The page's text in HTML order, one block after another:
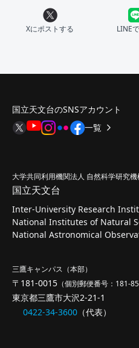
Xにポストする LINE
国立天文台のSNSアカウント
一覧
大学共同利用機関法人 自然科学研究機
国立天文台
Inter-University Research
National Institutes of Natural
National Astronomical
三鷹キャンパス（本部）
〒181-0015 （個別郵便番号：181-
東京都三鷹市大沢2-21-1
0422-34-3600 （代表）